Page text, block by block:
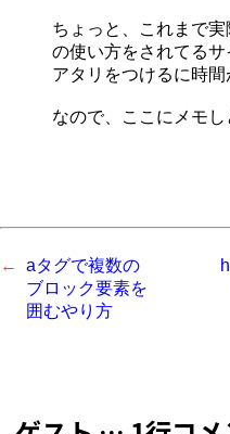
ちょっと、これまで
の使い方をされてるサ
アタリをつけるに時間
なので、ここにメモ
aタグで複数の
ブロック要素を
囲むやり方